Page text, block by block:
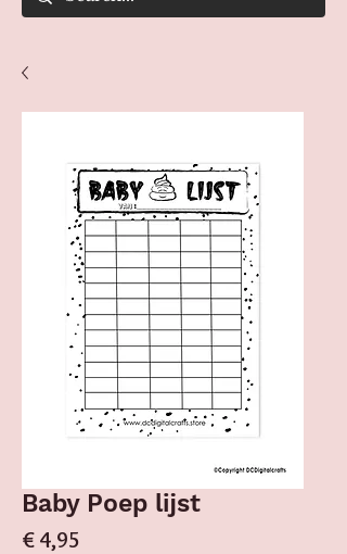
Baby Poep lijst
€ 4,95